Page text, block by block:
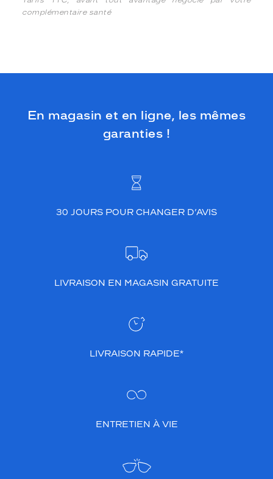
complémentaire santé
En magasin et en ligne, les mêmes
garanties !
30 JOURS POUR CHANGER D’AVIS
LIVRAISON EN MAGASIN GRATUITE
LIVRAISON RAPIDE*
ENTRETIEN À VIE